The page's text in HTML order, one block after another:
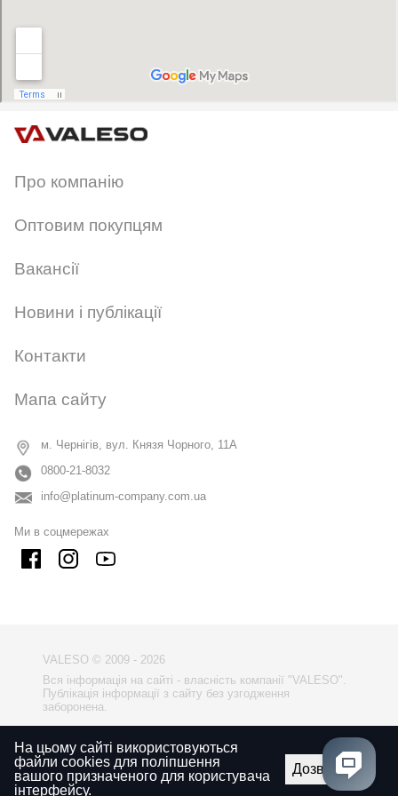
Про компанію
Оптовим покупцям
Вакансії
Новини і публікації
Контакти
Мапа сайту
м. Чернігів, вул. Князя Чорного, 11А
0800-21-8032
info@platinum-company.com.ua
Ми в соцмережах
VALESO © 2009 - 2026
Вся інформація на сайті - власність компанії "VALESO".
Публікація інформації з сайту без узгодження
заборонена.
Правила використаня сайту
На цьому сайті використовуються
файли cookies для поліпшення
вашого призначеного для користувача
інтерфейсу.
Дозволити